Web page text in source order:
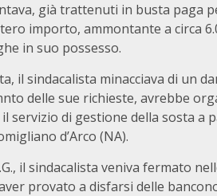
già trattenuti in busta paga
importo, ammontante a circa
in suo possesso.
il sindacalista minacciava di un
delle sue richieste, avrebbe
servizio di gestione della sosta a
d’Arco (NA).
il sindacalista veniva fermato
provato a disfarsi delle